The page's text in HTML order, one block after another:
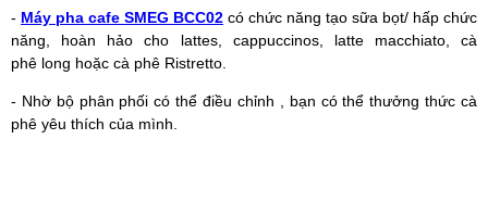
- Máy pha cafe SMEG BCC02 có chức năng tạo sữa bọt/ hấp chức
năng, hoàn hảo cho lattes, cappuccinos, latte macchiato, cà
phê long hoặc cà phê Ristretto.
- Nhờ bộ phân phối có thể điều chỉnh , bạn có thể thưởng thức cà
phê yêu thích của mình.